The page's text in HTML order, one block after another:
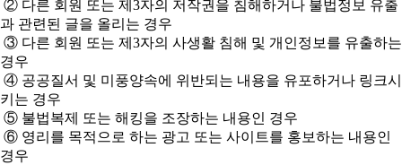
② 다른 회원 또는 제3자의 저작권을 침해하거나 불법정보 유출
과 관련된 글을 올리는 경우
③ 다른 회원 또는 제3자의 사생활 침해 및 개인정보를 유출하는
경우
④ 공공질서 및 미풍양속에 위반되는 내용을 유포하거나 링크시
키는 경우
⑤ 불법복제 또는 해킹을 조장하는 내용인 경우
⑥ 영리를 목적으로 하는 광고 또는 사이트를 홍보하는 내용인
경우